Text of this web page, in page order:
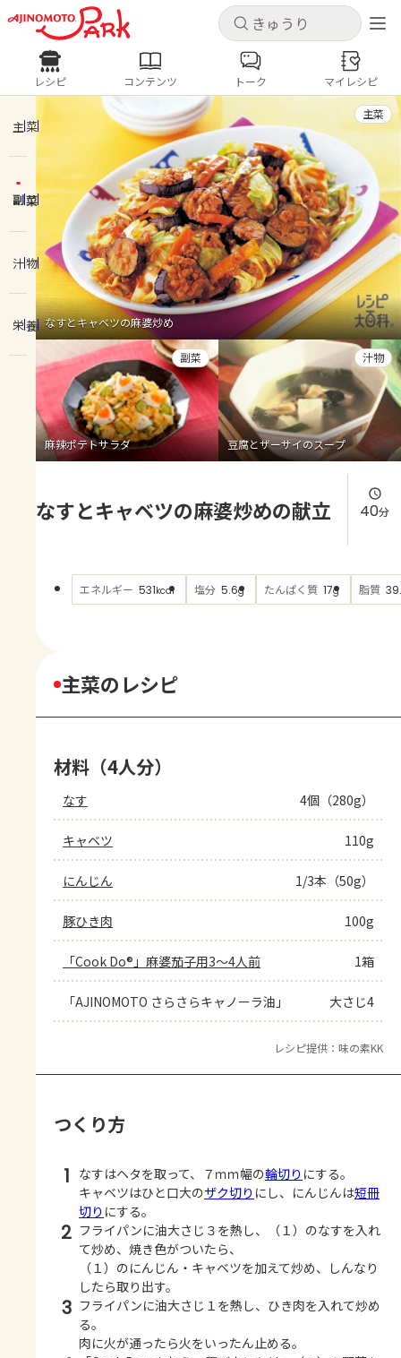
キャンセル
ログインするとレシピを保存できます
ログイン 新規登録
ホーム
コンテンツ
レシピ
トーク
よくあるお問い合わせ
お買い物
AJINOMOTO PARK とは
キャンセル
レシピ コンテンツ
人気の食材・レシピ
きゅうり なす トマト
とうもろこし
ピーマン
みょうが ゴーヤ
レシピ コンテンツ トーク マイレシピ
主菜
副菜
汁物
栄養 なすとキャベツの麻婆炒め
主菜
麻辣ポテトサラダ
副菜
豆腐とザーサイのスープ
汁物
なすとキャベツの麻婆炒めの献立 40分
エネルギー 531kcal 塩分 5.6g たんぱく質 17g 脂質
主菜のレシピ
材料（4人分）
なす 4個（280g）
キャベツ 110g
にんじん 1/3本（50g）
豚ひき肉 100g
「Cook Do®」麻婆茄子用3～4人前 1箱
「AJINOMOTO さらさらキャノーラ油」 大さじ4
レシピ提供：味の素KK
つくり方
1 なすはヘタを取って、７ｍｍ幅の輪切り にする。
キャベツはひと口大のザク切り にし、にんじんは短冊
切り にする。
2 フライパンに油大さじ３を熱し、（１）のなすを入れ
て炒め、焼き色がついたら、
（１）のにんじん・キャベツを加えて炒め、しんなり
したら取り出す。
3 フライパンに油大さじ１を熱し、ひき肉を入れて炒め
る。
肉に火が通ったら火をいったん止める。